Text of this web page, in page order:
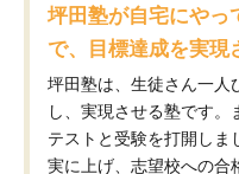
坪田塾が自宅にやっ
で、目標達成を実現
坪田塾は、生徒さん一人
し、実現させる塾です
テストと受験を打開しま
実に上げ、志望校への合